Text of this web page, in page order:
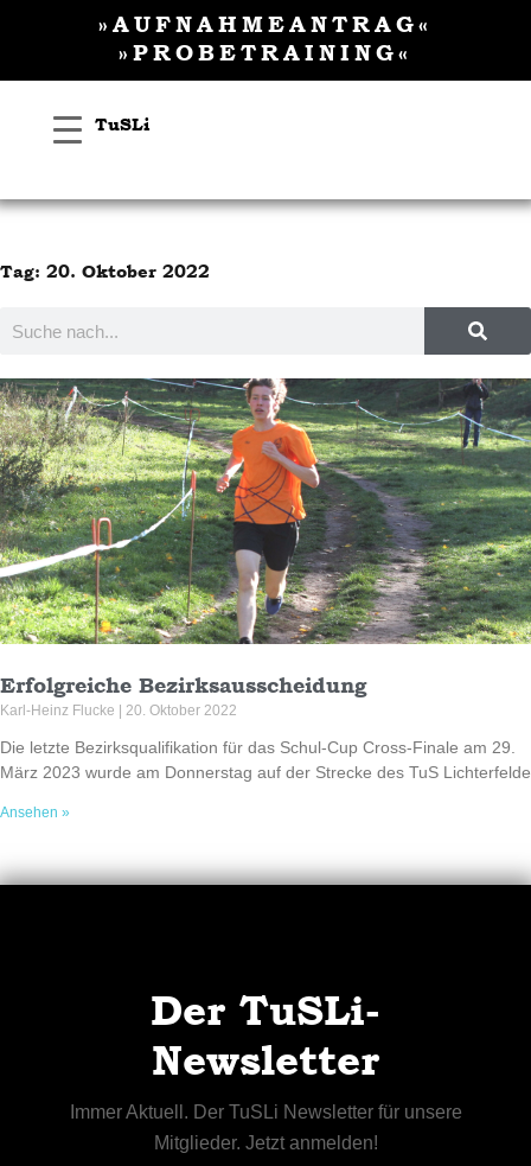
»AUFNAHMEANTRAG«
»PROBETRAINING«
TuSLi
Tag: 20. Oktober 2022
Erfolgreiche Bezirksausscheidung
Karl-Heinz Flucke 20. Oktober 2022
Die letzte Bezirksqualifikation für das Schul-Cup Cross-Finale am 29.
März 2023 wurde am Donnerstag auf der Strecke des TuS Lichterfelde
Ansehen »
Der TuSLi-
Newsletter
Immer Aktuell. Der TuSLi Newsletter für unsere
Mitglieder. Jetzt anmelden!